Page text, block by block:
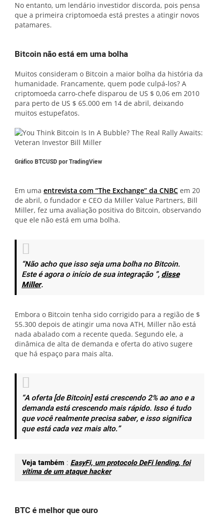
No entanto, um lendário investidor discorda, pois pensa
que a primeira criptomoeda está prestes a atingir novos
patamares.
Bitcoin não está em uma bolha
Muitos consideram o Bitcoin a maior bolha da história da
humanidade. Francamente, quem pode culpá-los? A
criptomoeda carro-chefe disparou de US $ 0,06 em 2010
para perto de US $ 65.000 em 14 de abril, deixando
muitos estupefatos.
Gráfico BTCUSD por TradingView
Em uma entrevista com “The Exchange” da CNBC em 20
de abril, o fundador e CEO da Miller Value Partners, Bill
Miller, fez uma avaliação positiva do Bitcoin, observando
que ele não está em uma bolha.
“Não acho que isso seja uma bolha no Bitcoin.
Este é agora o início de sua integração ”,disse
Miller.
Embora o Bitcoin tenha sido corrigido para a região de $
55.300 depois de atingir uma nova ATH, Miller não está
nada abalado com a recente queda. Segundo ele, a
dinâmica de alta de demanda e oferta do ativo sugere
que há espaço para mais alta.
“A oferta [de Bitcoin] está crescendo 2% ao ano e a
demanda está crescendo mais rápido. Isso é tudo
que você realmente precisa saber, e isso significa
que está cada vez mais alto.”
Veja também : EasyFi, um protocolo DeFi lending, foi
vítima de um ataque hacker
BTC é melhor que ouro